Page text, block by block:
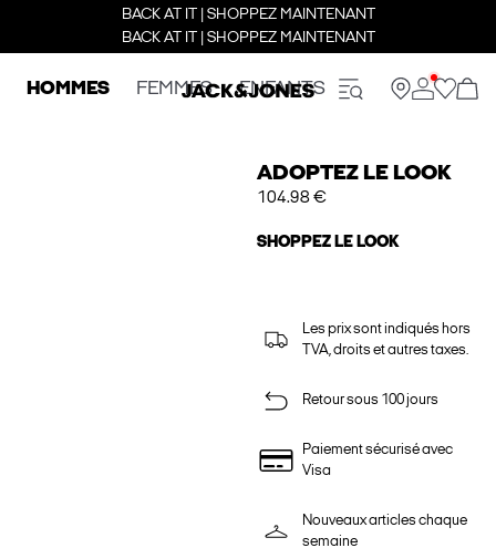
BACK AT IT | SHOPPEZ MAINTENANT
BACK AT IT | SHOPPEZ MAINTENANT
HOMMES FEMMES ENFANTS
ADOPTEZ LE LOOK
104.98 €
SHOPPEZ LE LOOK
Les prix sont indiqués hors
TVA, droits et autres taxes.
Retour sous 100 jours
Paiement sécurisé avec
Visa
Nouveaux articles chaque
semaine